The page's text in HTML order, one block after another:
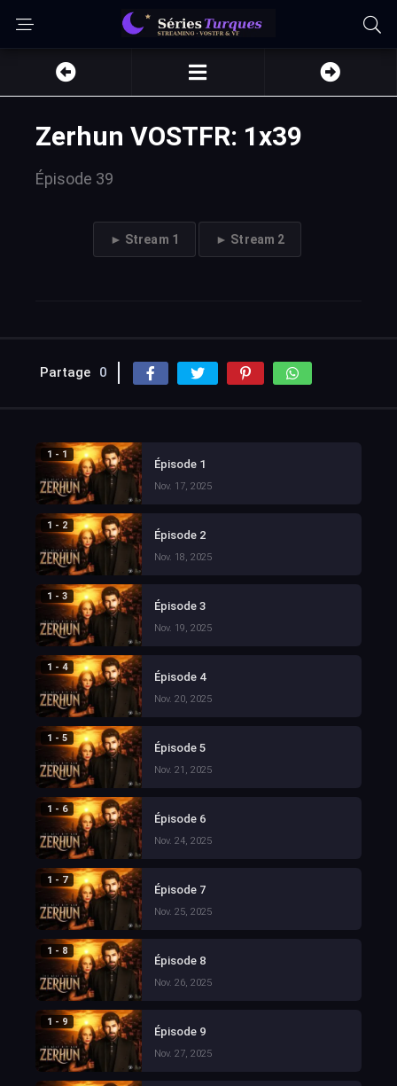
Zerhun VOSTFR: 1x39
Épisode 39
► Stream 1 ► Stream 2
Partage 0
1 - 1
Épisode 1
Nov. 17, 2025
1 - 2
Épisode 2
Nov. 18, 2025
1 - 3
Épisode 3
Nov. 19, 2025
1 - 4
Épisode 4
Nov. 20, 2025
1 - 5
Épisode 5
Nov. 21, 2025
1 - 6
Épisode 6
Nov. 24, 2025
1 - 7
Épisode 7
Nov. 25, 2025
1 - 8
Épisode 8
Nov. 26, 2025
1 - 9
Épisode 9
Nov. 27, 2025